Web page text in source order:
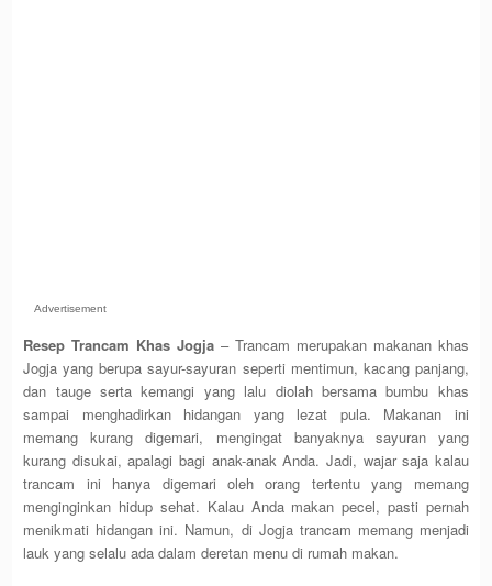
Advertisement
Resep Trancam Khas Jogja – Trancam merupakan makanan khas
Jogja yang berupa sayur-sayuran seperti mentimun, kacang panjang,
dan tauge serta kemangi yang lalu diolah bersama bumbu khas
sampai menghadirkan hidangan yang lezat pula. Makanan ini
memang kurang digemari, mengingat banyaknya sayuran yang
kurang disukai, apalagi bagi anak-anak Anda. Jadi, wajar saja kalau
trancam ini hanya digemari oleh orang tertentu yang memang
menginginkan hidup sehat. Kalau Anda makan pecel, pasti pernah
menikmati hidangan ini. Namun, di Jogja trancam memang menjadi
lauk yang selalu ada dalam deretan menu di rumah makan.